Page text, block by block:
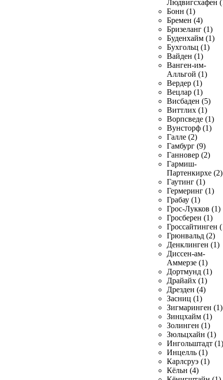
Людвигсхафен
Бонн (1)
Бремен (4)
Бризеланг (1)
Буденхайм (1)
Бухгольц (1)
Вайден (1)
Ванген-им-
Алльгой (1)
Вердер (1)
Вецлар (1)
Висбаден (5)
Виттлих (1)
Ворпсведе (1)
Вунсторф (1)
Галле (2)
Гамбург (9)
Ганновер (2)
Гармиш-
Партенкирхе (2)
Гаутинг (1)
Гермеринг (1)
Грабау (1)
Грос-Лукков (1)
Гросберен (1)
Гроссайтинген
Грюнвальд (2)
Денклинген (1)
Диссен-ам-
Аммерзе (1)
Дортмунд (1)
Драйайх (1)
Дрезден (4)
Засниц (1)
Зигмаринген (1)
Зинцхайм (1)
Золинген (1)
Зюльцхайн (1)
Ингольштадт (1)
Инцелль (1)
Карлсруэ (1)
Кёльн (4)